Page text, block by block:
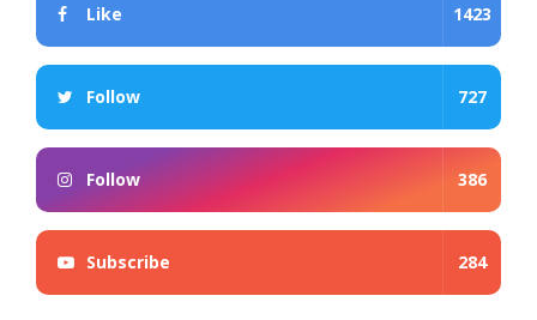
Like 1423
Follow 727
Follow 386
Subscribe 284